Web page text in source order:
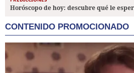
Horóscopo de hoy: descubre qué le
CONTENIDO PROMOCIONADO